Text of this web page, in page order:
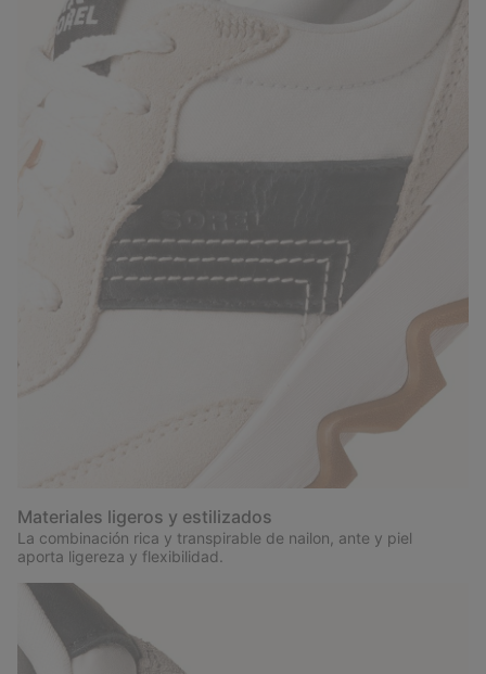
Materiales ligeros y estilizados
La combinación rica y transpirable de nailon, ante y piel
aporta ligereza y flexibilidad.